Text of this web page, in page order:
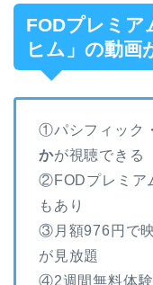
FODプレミア
ヒム」の動画
①パシフィック
かが視聴できる
②FODプレミア
もあり
③月額976円で
が見放題
④2週間無料体